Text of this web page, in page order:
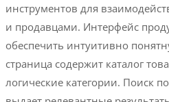
инструментов для
и продавцами. Интерфейс
обеспечить интуитивно
страница содержит каталог
логические категории. Поиск